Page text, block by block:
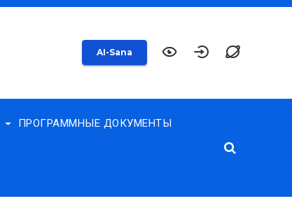
AI-Sana
ПРОГРАММНЫЕ ДОКУМЕНТЫ